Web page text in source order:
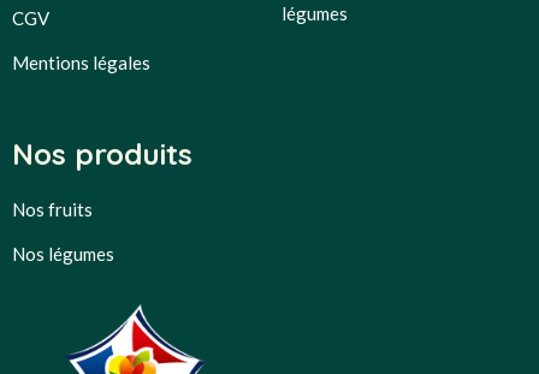
CGV
Mentions légales
légumes
Nos produits
Nos fruits
Nos légumes